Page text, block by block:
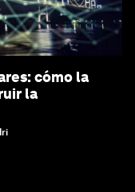
cómo la
la